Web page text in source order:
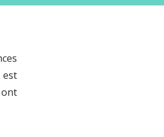
est
ont